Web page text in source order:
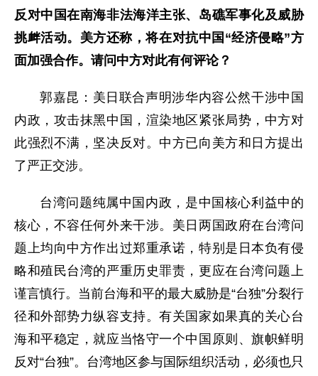
反对中国在南海非法海洋主张、岛礁军事化及威胁
挑衅活动。美方还称，将在对抗中国“经济侵略”方
面加强合作。请问中方对此有何评论？
郭嘉昆：美日联合声明涉华内容公然干涉中国
内政，攻击抹黑中国，渲染地区紧张局势，中方对
此强烈不满，坚决反对。中方已向美方和日方提出
了严正交涉。
台湾问题纯属中国内政，是中国核心利益中的
核心，不容任何外来干涉。美日两国政府在台湾问
题上均向中方作出过郑重承诺，特别是日本负有侵
略和殖民台湾的严重历史罪责，更应在台湾问题上
谨言慎行。当前台海和平的最大威胁是“台独”分裂行
径和外部势力纵容支持。有关国家如果真的关心台
海和平稳定，就应当恪守一个中国原则、旗帜鲜明
反对“台独”。台湾地区参与国际组织活动，必须也只